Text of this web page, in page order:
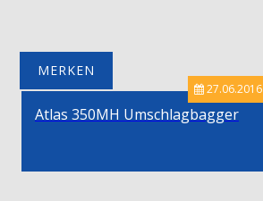
MERKEN
27.06.2016
Atlas 350MH Umschlagbagger